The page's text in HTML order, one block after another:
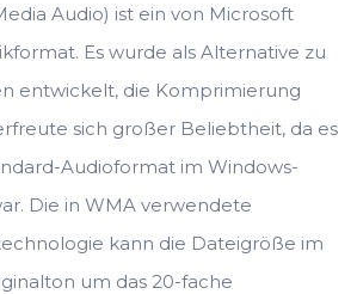
Audio) ist ein von Microsoft
Es wurde als Alternative zu
entwickelt, die Komprimierung
sich großer Beliebtheit, da es
Audioformat im Windows-
Die in WMA verwendete
kann die Dateigröße im
um das 20-fache